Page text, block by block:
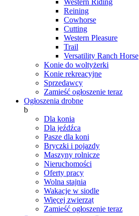
Western Riding
Reining
Cowhorse
Cutting
Western Pleasure
Trail
Versatility Ranch Horse
Konie do woltyżerki
Konie rekreacyjne
Sprzedawcy
Zamieść ogłoszenie teraz
Ogłoszenia drobne
b
Dla konia
Dla jeźdźca
Pasze dla koni
Bryczki i pojazdy
Maszyny rolnicze
Nieruchomości
Oferty pracy
Wolna stajnia
Wakacje w siodle
Więcej zwierząt
Zamieść ogłoszenie teraz